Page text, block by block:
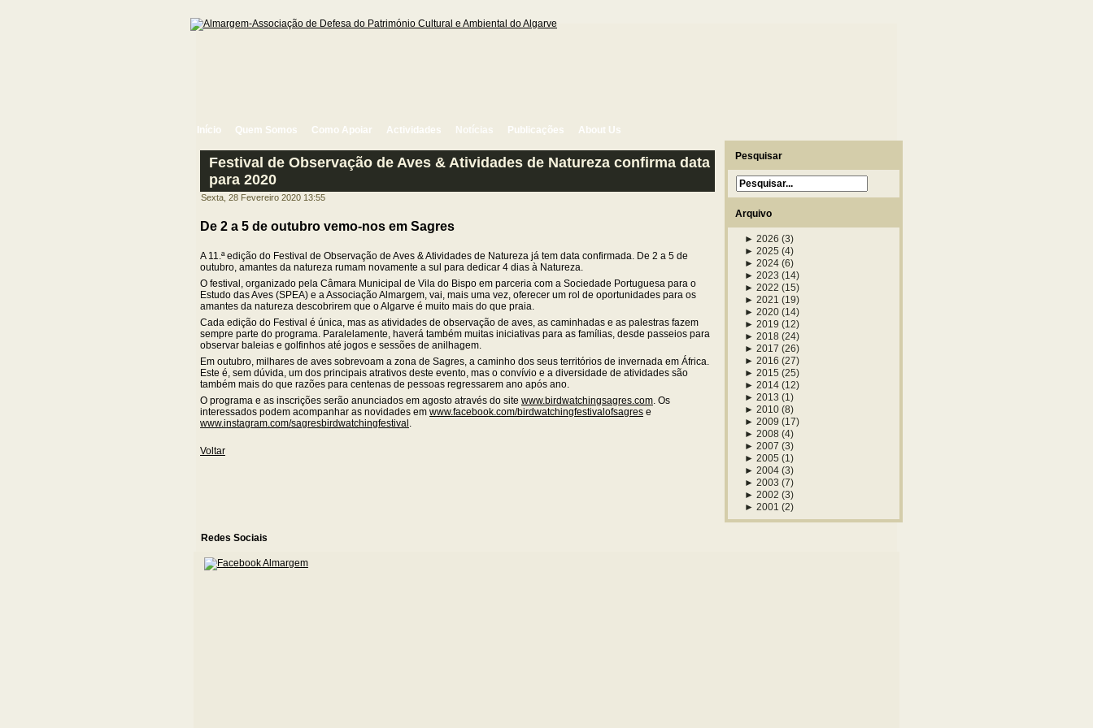
Início Quem Somos Como Apoiar Actividades Notícias Publicações About Us
Festival de Observação de Aves & Atividades de Natureza confirma data
para 2020
Sexta, 28 Fevereiro 2020 13:55
De 2 a 5 de outubro vemo-nos em Sagres
A 11.ª edição do Festival de Observação de Aves & Atividades de Natureza já tem data confirmada. De 2 a 5 de
outubro, amantes da natureza rumam novamente a sul para dedicar 4 dias à Natureza.
O festival, organizado pela Câmara Municipal de Vila do Bispo em parceria com a Sociedade Portuguesa para o
Estudo das Aves (SPEA) e a Associação Almargem, vai, mais uma vez, oferecer um rol de oportunidades para os
amantes da natureza descobrirem que o Algarve é muito mais do que praia.
Cada edição do Festival é única, mas as atividades de observação de aves, as caminhadas e as palestras fazem
sempre parte do programa. Paralelamente, haverá também muitas iniciativas para as famílias, desde passeios para
observar baleias e golfinhos até jogos e sessões de anilhagem.
Em outubro, milhares de aves sobrevoam a zona de Sagres, a caminho dos seus territórios de invernada em África.
Este é, sem dúvida, um dos principais atrativos deste evento, mas o convívio e a diversidade de atividades são
também mais do que razões para centenas de pessoas regressarem ano após ano.
O programa e as inscrições serão anunciados em agosto através do site www.birdwatchingsagres.com. Os
interessados podem acompanhar as novidades em www.facebook.com/birdwatchingfestivalofsagres e
www.instagram.com/sagresbirdwatchingfestival .
Voltar
Pesquisar
Arquivo
► 2026 (3)
► 2025 (4)
► 2024 (6)
► 2023 (14)
► 2022 (15)
► 2021 (19)
► 2020 (14)
► 2019 (12)
► 2018 (24)
► 2017 (26)
► 2016 (27)
► 2015 (25)
► 2014 (12)
► 2013 (1)
► 2010 (8)
► 2009 (17)
► 2008 (4)
► 2007 (3)
► 2005 (1)
► 2004 (3)
► 2003 (7)
► 2002 (3)
► 2001 (2)
Redes Sociais